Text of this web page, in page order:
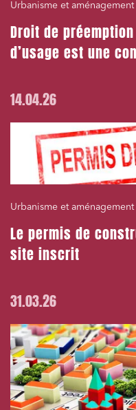
Urbanisme et aménagement
Droit de
d’usage est une
14.04.26
Urbanisme et aménagement
Le permis de
site inscrit
31.03.26
Urbanisme et
Banque finance et
Droit des sociétés
J'ai lu et j'accepte